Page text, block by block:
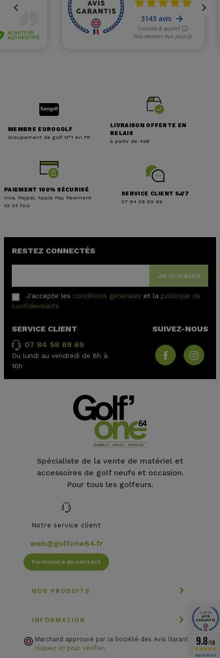
MEMBRE EUROGOLF
Groupement de golf N°1 en FR
LIVRAISON OFFERTE EN
RELAIS
à partir de 49€
PAIEMENT 100% SÉCURISÉ
Visa, Paypal, Apple Pay, Paiement
X3 X4 fois
SERVICE CLIENT 5J/7
07 84 58 69 69
RESTEZ CONNECTÉS
Je m'inscris
J'accepte les conditions générales et la politique de
confidentialité
SERVICE CLIENT
07 84 58 69 69
Du lundi au vendredi de 8h à
16h
SUIVEZ-NOUS
Spécialiste de la vente de matériel et
accessoires de golf neufs et occasion.
Pour tous les golfeurs.
Notre service client
web@golfone64.fr
Formulaire de contact
NOS PRODUITS
INFORMATION
Marchand approuvé par la Société des Avis Garantis,
cliquez ici pour vérifier.
9.8/10
BASÉ SUR 3143 AVIS